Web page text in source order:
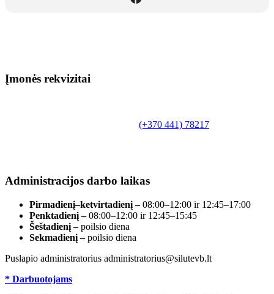
Įmonės rekvizitai
(+370 441) 78217
Administracijos darbo laikas
Pirmadienį–ketvirtadienį –08:00–12:00 ir 12:45–17:00
Penktadienį –08:00–12:00 ir 12:45–15:45
Šeštadienį –poilsio diena
Sekmadienį –poilsio diena
Puslapio administratorius administratorius@silutevb.lt
* Darbuotojams